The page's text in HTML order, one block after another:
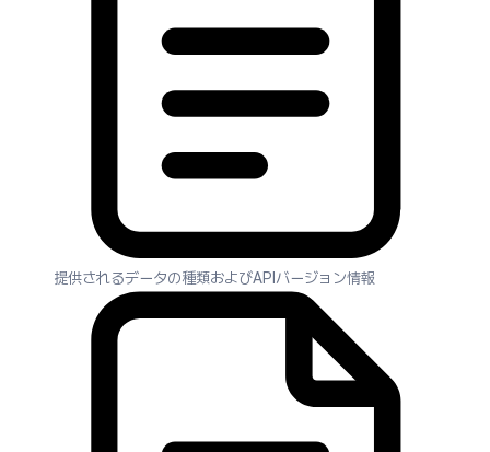
提供されるデータの種類およびAPIバージョン情報